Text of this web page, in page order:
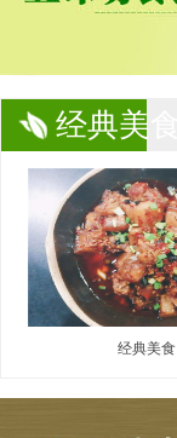
经典美食
经典美食